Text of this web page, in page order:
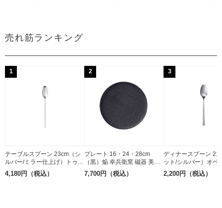
売れ筋ランキング
1
テーブルスプーン 23cm（シ
ルバー/ミラー仕上げ）トゥー
Belo Inox 18-10ステンレス
4,180円（税込）
2
プレート 16・24・28cm
（黒）焔 幸兵衛窯 磁器 美濃
焼
7,700円（税込）
3
ディナースプーン
ット/シルバー）オベ
elo Inox ステンレス
2,200円（税込）